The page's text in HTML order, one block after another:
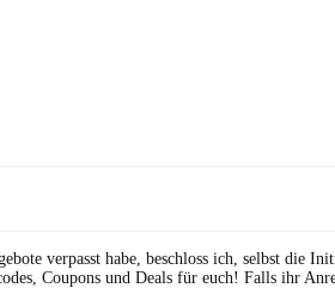
verpasst habe, beschloss ich, selbst die
Coupons und Deals für euch! Falls ihr